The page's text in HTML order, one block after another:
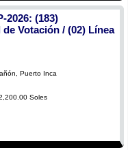
2026: (183)
Votación / (02) Línea
Puerto Inca
Soles